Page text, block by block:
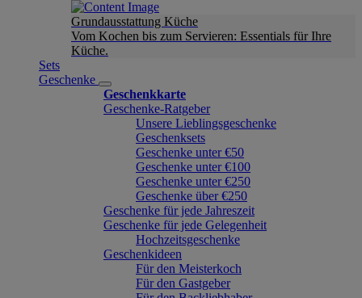
Grundausstattung Küche
Vom Kochen bis zum Servieren: Essentials für Ihre
Küche.
Sets
Geschenke
Geschenkkarte
Geschenke-Ratgeber
Unsere Lieblingsgeschenke
Geschenksets
Geschenke unter €50
Geschenke unter €100
Geschenke unter €250
Geschenke über €250
Geschenke für jede Jahreszeit
Geschenke für jede Gelegenheit
Hochzeitsgeschenke
Geschenkideen
Für den Meisterkoch
Für den Gastgeber